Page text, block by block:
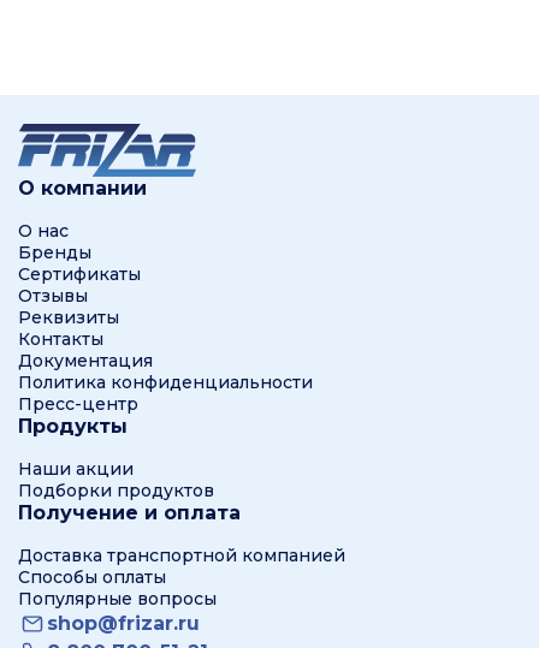
О компании
О нас
Бренды
Сертификаты
Отзывы
Реквизиты
Контакты
Документация
Политика конфиденциальности
Пресс-центр
Продукты
Наши акции
Подборки продуктов
Получение и оплата
Доставка транспортной компанией
Способы оплаты
Популярные вопросы
shop@frizar.ru